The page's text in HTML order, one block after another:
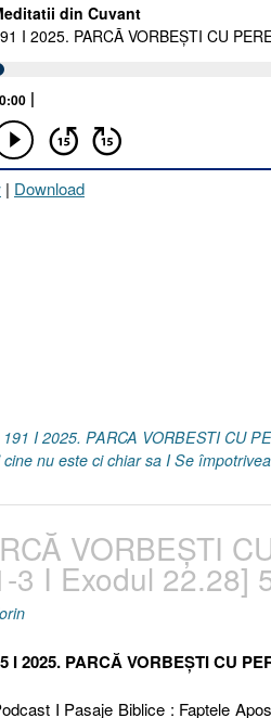
| Download
191 I 2025. PARCA VORBESTI CU
nu este ci chiar sa I Se
VORBEȘTI
3 I Exodul 22.28]
I 2025. PARCĂ VORBEȘTI CU
I Pasaje Biblice : Faptele